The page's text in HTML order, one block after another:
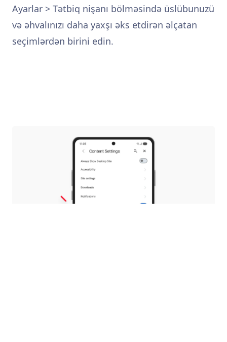
Ayarlar > Tətbiq nişanı bölməsində üslübunuzü
və əhvalınızı daha yaxşı əks etdirən əlçatan
seçimlərdən birini edin.